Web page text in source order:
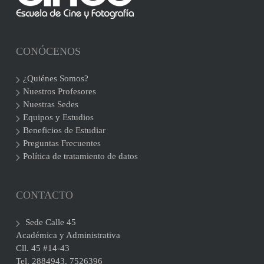
CONÓCENOS
¿Quiénes Somos?
Nuestros Profesores
Nuestras Sedes
Equipos y Estudios
Beneficios de Estudiar
Preguntas Frecuentes
Política de tratamiento de datos
CONTACTO
Sede Calle 45
Académica y Administrativa
Cll. 45 #14-43
Tel. 2884943. 7526396